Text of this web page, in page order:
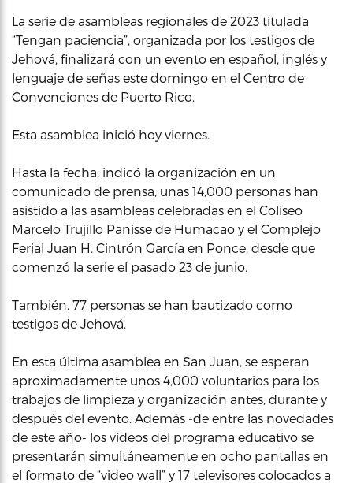
La serie de asambleas regionales de 2023 titulada
“Tengan paciencia”, organizada por los testigos de
Jehová, finalizará con un evento en español, inglés y
lenguaje de señas este domingo en el Centro de
Convenciones de Puerto Rico.
Esta asamblea inició hoy viernes.
Hasta la fecha, indicó la organización en un
comunicado de prensa, unas 14,000 personas han
asistido a las asambleas celebradas en el Coliseo
Marcelo Trujillo Panisse de Humacao y el Complejo
Ferial Juan H. Cintrón García en Ponce, desde que
comenzó la serie el pasado 23 de junio.
También, 77 personas se han bautizado como
testigos de Jehová.
En esta última asamblea en San Juan, se esperan
aproximadamente unos 4,000 voluntarios para los
trabajos de limpieza y organización antes, durante y
después del evento. Además -de entre las novedades
de este año- los vídeos del programa educativo se
presentarán simultáneamente en ocho pantallas en
el formato de “video wall” y 17 televisores colocados a